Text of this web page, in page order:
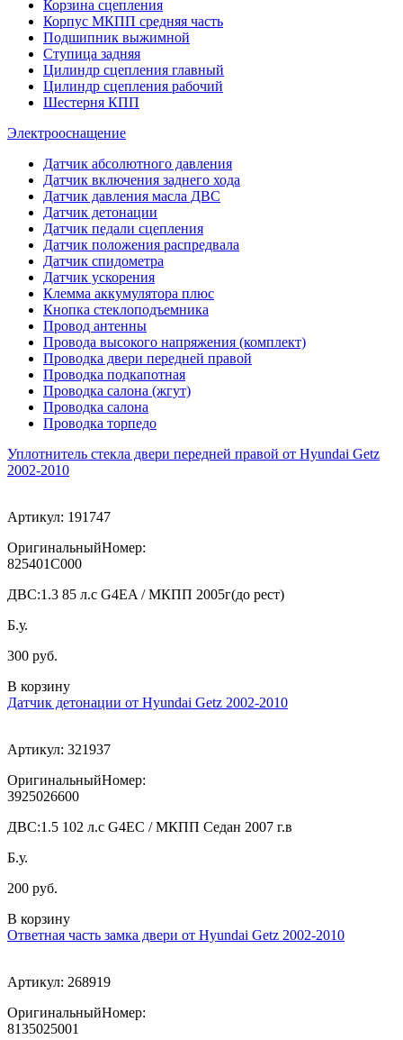
Корзина сцепления
Корпус МКПП средняя часть
Подшипник выжимной
Ступица задняя
Цилиндр сцепления главный
Цилиндр сцепления рабочий
Шестерня КПП
Электрооснащение
Датчик абсолютного давления
Датчик включения заднего хода
Датчик давления масла ДВС
Датчик детонации
Датчик педали сцепления
Датчик положения распредвала
Датчик спидометра
Датчик ускорения
Клемма аккумулятора плюс
Кнопка стеклоподъемника
Провод антенны
Провода высокого напряжения (комплект)
Проводка двери передней правой
Проводка подкапотная
Проводка салона (жгут)
Проводка салона
Проводка торпедо
Уплотнитель стекла двери передней правой от Hyundai Getz
2002-2010
Артикул: 191747
ОригинальныйНомер:
825401C000
ДВС:1.3 85 л.с G4EA / МКПП 2005г(до рест)
Б.у.
300 руб.
В корзину
Датчик детонации от Hyundai Getz 2002-2010
Артикул: 321937
ОригинальныйНомер:
3925026600
ДВС:1.5 102 л.с G4EC / МКПП Седан 2007 г.в
Б.у.
200 руб.
В корзину
Ответная часть замка двери от Hyundai Getz 2002-2010
Артикул: 268919
ОригинальныйНомер:
8135025001